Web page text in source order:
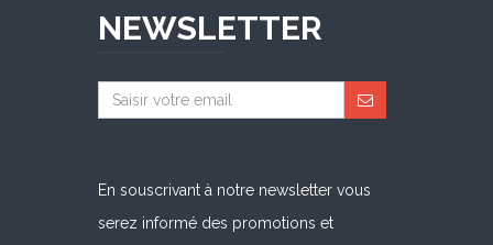
NEWSLETTER
En souscrivant à notre newsletter vous
serez informé des promotions et